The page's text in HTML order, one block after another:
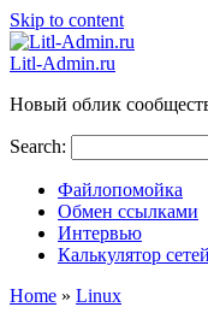
Skip to content
Litl-Admin.ru
Новый облик
Search:
Файлопомойка
Обмен ссылками
Интервью
Калькулятор сетей
Home » Linux